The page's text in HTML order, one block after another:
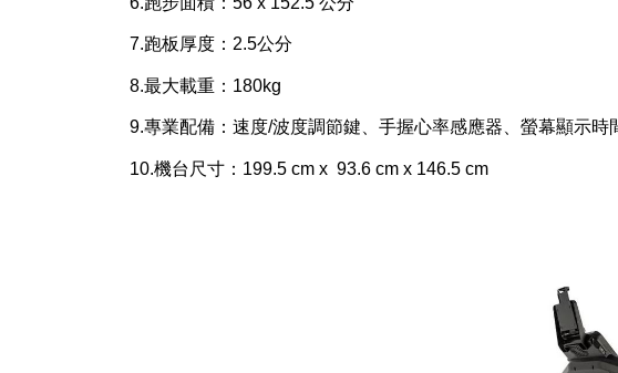
7.跑板厚度：2.5公分
8.最大載重：180kg
9.專業配備：速度/波度調節鍵、手握心率感應器、螢幕顯示
10.機台尺寸：199.5 cm x 93.6 cm x 146.5 cm